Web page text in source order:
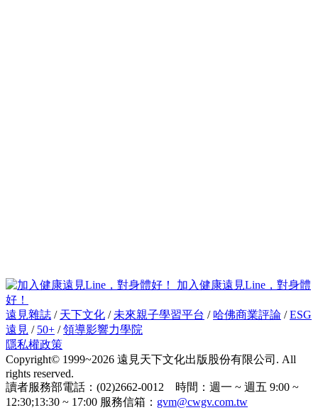
加入健康遠見Line，對身體
好！
遠見雜誌 / 天下文化 / 未來親子學習平台 / 哈佛商業評論 /ESG
遠見 / 50+ /領導影響力學院
隱私權政策
Copyright© 1999~2026 遠見天下文化出版股份有限公司. All
rights reserved.
讀者服務部電話：(02)2662-0012 時間：週一 ~ 週五 9:00 ~
12:30;13:30 ~ 17:00 服務信箱： gvm@cwgv.com.tw